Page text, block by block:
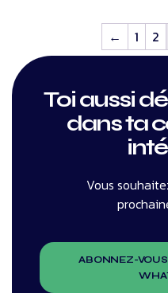
← 1 2
Toi aussi
dans ta
Vous
ABONNEZ-